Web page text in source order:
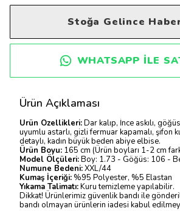
Stoğa Gelince
WHATSAPP ILE
Ürün Açıklaması
Ürün Özellikleri:Dar kalıp, İnce askılı,
uyumlu astarlı, gizli fermuar kapamalı, şifon
detaylı, kadın büyük beden abiye elbise.
Ürün Boyu: 165 cm (Ürün boyları 1-2 cm
Model Ölçüleri:Boy: 1.73 - Göğüs: 106 -
Numune Bedeni:XXL/44
Kumaş İçeriği: %95 Polyester, %5 Elastan
Yıkama Talimatı:Kuru temizleme yapılabilir.
Dikkat! Ürünlerimiz güvenlik bandı ile
bandı olmayan ürünlerin iadesi kabul